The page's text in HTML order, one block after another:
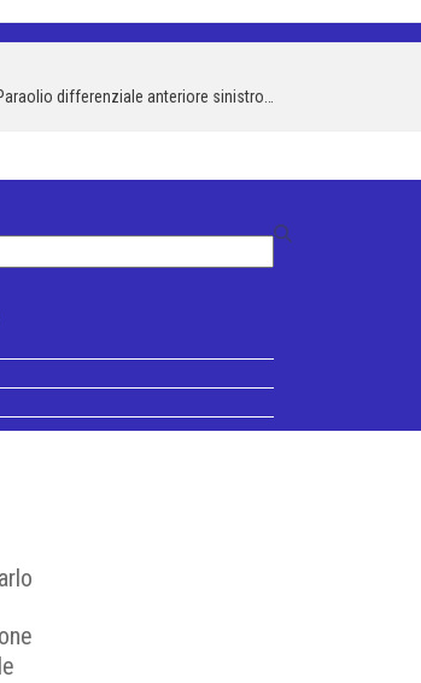
differenziale anteriore sinistro…